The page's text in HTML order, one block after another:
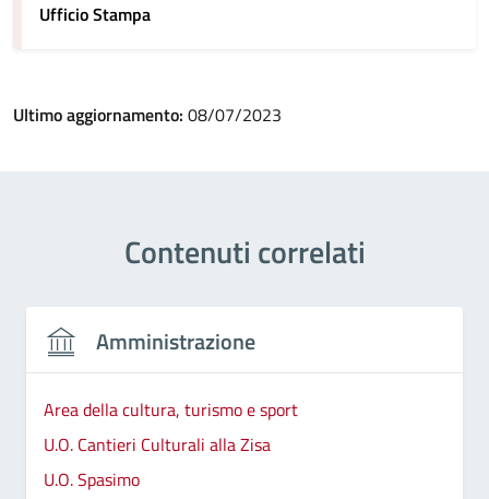
Ufficio Stampa
Ultimo aggiornamento: 08/07/2023
Contenuti correlati
Amministrazione
Area della cultura, turismo e sport
U.O. Cantieri Culturali alla Zisa
U.O. Spasimo